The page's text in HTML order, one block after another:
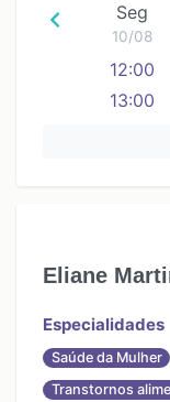
Seg
10/08
12:00
13:00
Eliane
Especialidades
Saúde da Mulher
Transtornos